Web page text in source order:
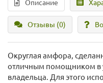
Описание
Отзывы (0)
Округлая амфора,
отличным помощником в
владельца. Для этого